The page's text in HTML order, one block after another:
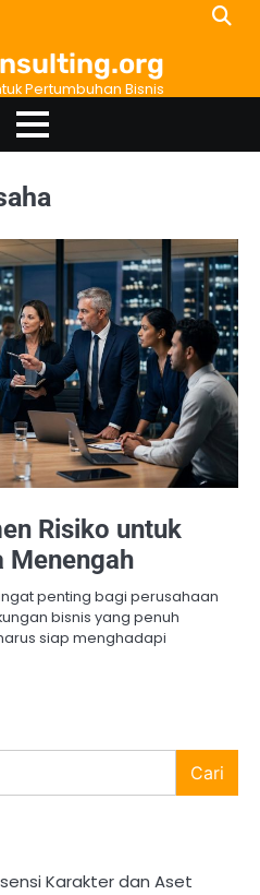
Pertumbuhan Bisnis
Risiko untuk
Menengah
penting bagi perusahaan
bisnis yang penuh
siap menghadapi
Cari
Karakter dan Aset